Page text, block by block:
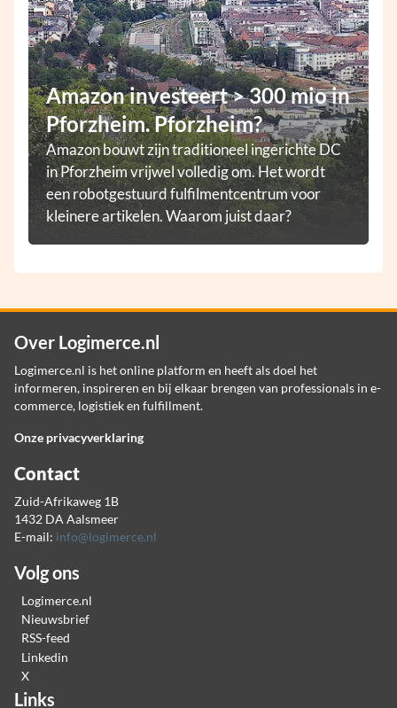
Amazon investeert > 300 mio in
Pforzheim. Pforzheim?
Amazon bouwt zijn traditioneel ingerichte DC
in Pforzheim vrijwel volledig om. Het wordt
een robotgestuurd fulfilmentcentrum voor
kleinere artikelen. Waarom juist daar?
Over Logimerce.nl
Logimerce.nl is het online platform en heeft als doel het
informeren, inspireren en bij elkaar brengen van professionals in e-
commerce, logistiek en fulfillment.
Onze privacyverklaring
Contact
Zuid-Afrikaweg 1B
1432 DA Aalsmeer
E-mail: info@logimerce.nl
Volg ons
Logimerce.nl
Nieuwsbrief
RSS-feed
Linkedin
X
Links